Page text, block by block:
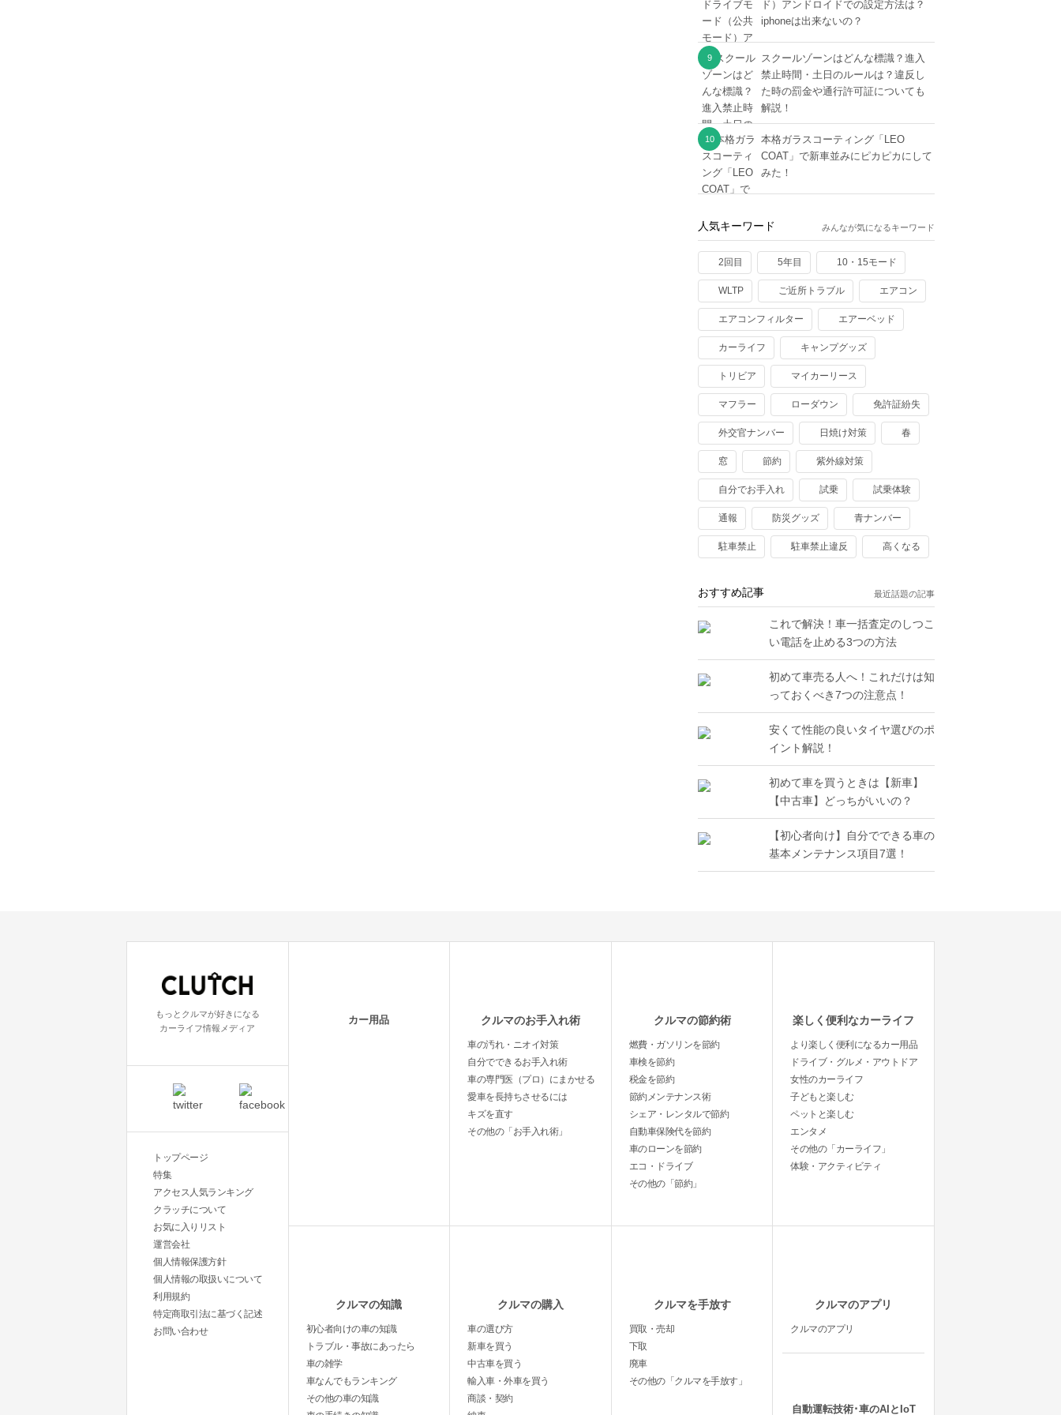
ド）アンドロイドでの設定方法は？
iphoneは出来ないの？
スクールゾーンはどんな標識？進入
禁止時間・土日のルールは？違反し
た時の罰金や通行許可証についても
解説！
本格ガラスコーティング「LEO
COAT」で新車並みにピカピカにして
みた！
人気キーワード みんなが気になるキーワード
2回目 5年目 10・15モード
WLTP ご近所トラブル エアコン
エアコンフィルター エアーベッド
カーライフ キャンプグッズ
トリビア マイカーリース
マフラー ローダウン 免許証紛失
外交官ナンバー 日焼け対策 春
窓 節約 紫外線対策
自分でお手入れ 試乗 試乗体験
通報 防災グッズ 青ナンバー
駐車禁止 駐車禁止違反 高くなる
おすすめ記事 最近話題の記事
これで解決！車一括査定のしつこ
い電話を止める3つの方法
初めて車売る人へ！これだけは知
っておくべき7つの注意点！
安くて性能の良いタイヤ選びのポ
イント解説！
初めて車を買うときは【新車】
【中古車】どっちがいいの？
【初心者向け】自分でできる車の
基本メンテナンス項目7選！
もっとクルマが好きになる
カーライフ情報メディア
トップページ
特集
アクセス人気ランキング
クラッチについて
お気に入りリスト
運営会社
個人情報保護方針
個人情報の取扱いについて
利用規約
特定商取引法に基づく記述
お問い合わせ
カー用品 クルマのお手入れ術
車の汚れ・ニオイ対策
自分でできるお手入れ術
車の専門医（プロ）にまかせる
愛車を長持ちさせるには
キズを直す
その他の「お手入れ術」
クルマの節約術
燃費・ガソリンを節約
車検を節約
税金を節約
節約メンテナンス術
シェア・レンタルで節約
自動車保険代を節約
車のローンを節約
エコ・ドライブ
その他の「節約」
楽しく便利なカーライフ
より楽しく便利になるカー用品
ドライブ・グルメ・アウトドア
女性のカーライフ
子どもと楽しむ
ペットと楽しむ
エンタメ
その他の「カーライフ」
体験・アクティビティ
クルマの知識
初心者向けの車の知識
トラブル・事故にあったら
車の雑学
車なんでもランキング
その他の車の知識
クルマの購入
車の選び方
新車を買う
中古車を買う
輸入車・外車を買う
商談・契約
クルマを手放す
買取・売却
下取
廃車
その他の「クルマを手放す」
クルマのアプリ
クルマのアプリ
自動運転技術･車のAIとIoT